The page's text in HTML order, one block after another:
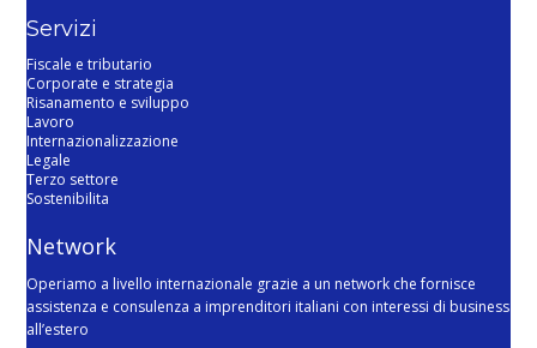
Servizi
Fiscale e tributario
Corporate e strategia
Risanamento e sviluppo
Lavoro
Internazionalizzazione
Legale
Terzo settore
Sostenibilita
Network
Operiamo a livello internazionale grazie a un network che fornisce
assistenza e consulenza a imprenditori italiani con interessi di business
all’estero